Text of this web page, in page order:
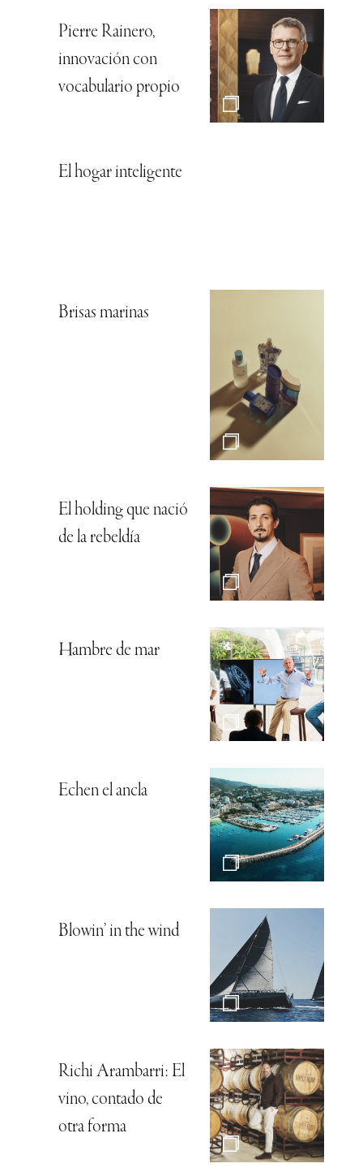
Pierre Rainero,
innovación con
vocabulario propio
El hogar inteligente
Brisas marinas
El holding que nació
de la rebeldía
Hambre de mar
Echen el ancla
Blowin’ in the wind
Richi Arambarri: El
vino, contado de
otra forma